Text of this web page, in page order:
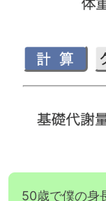
50歳で僕の身